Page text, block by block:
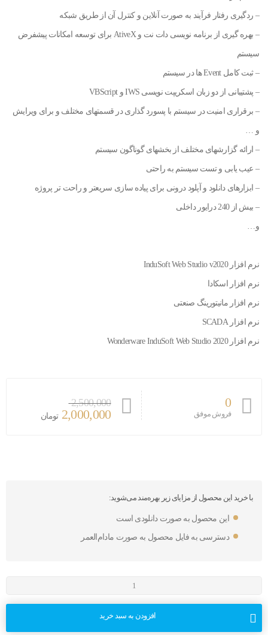
– ردگیری رفتار فرآیند به صورت آنلاین و کنترل آن از طریق شبکه
– بهره گیری از برنامه نویسی دات نت و AtiveX برای توسعه امکانات پیشفرض
سیستم
– ثبت کامل Event ها در سیستم
– پشتیبانی از دو زبان اسکریپت نویسی IWS و VBScript
– برقراری امنیت در سیستم با پسورد گذاری در قسمتهای مختلف و برای ویرایش
و …
– ارائه گزارشهای مختلف از بخشهای گوناگون سیستم
– عیب یابی و تست سیستم به راحتی
– ابزارهای دانلود و آپلود درونی برای پیاده سازی سریعتر و راحت تر پروژه
– بیش از 240 درایور داخلی
و…
نرم افزار InduSoft Web Studio v2020
نرم افزار اسکادا
نرم افزار مانیتورینگ صنعتی
نرم افزار SCADA
نرم افزار Wonderware InduSoft Web Studio 2020
0
فروش موفق
2,500,000
2,000,000 تومان
با خرید این محصول از مزایای زیر بهره‌مند می‌شوید:
این محصول به صورت دانلودی است
دسترسی به فایل محصول به صورت مادام‌العمر
افزودن به سبد خرید